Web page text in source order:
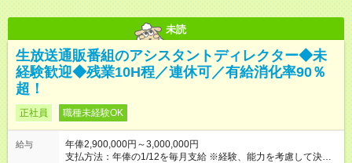
未読
生放送通販番組のアシスタントディレクター◆未
経験歓迎◆残業10H程／連休可／有給消化率90％
超！
正社員 職種未経験OK
給与
年俸2,900,000円～3,000,000円
支払方法：年俸の1/12を毎月支給 ※経験、能力を考慮して決定